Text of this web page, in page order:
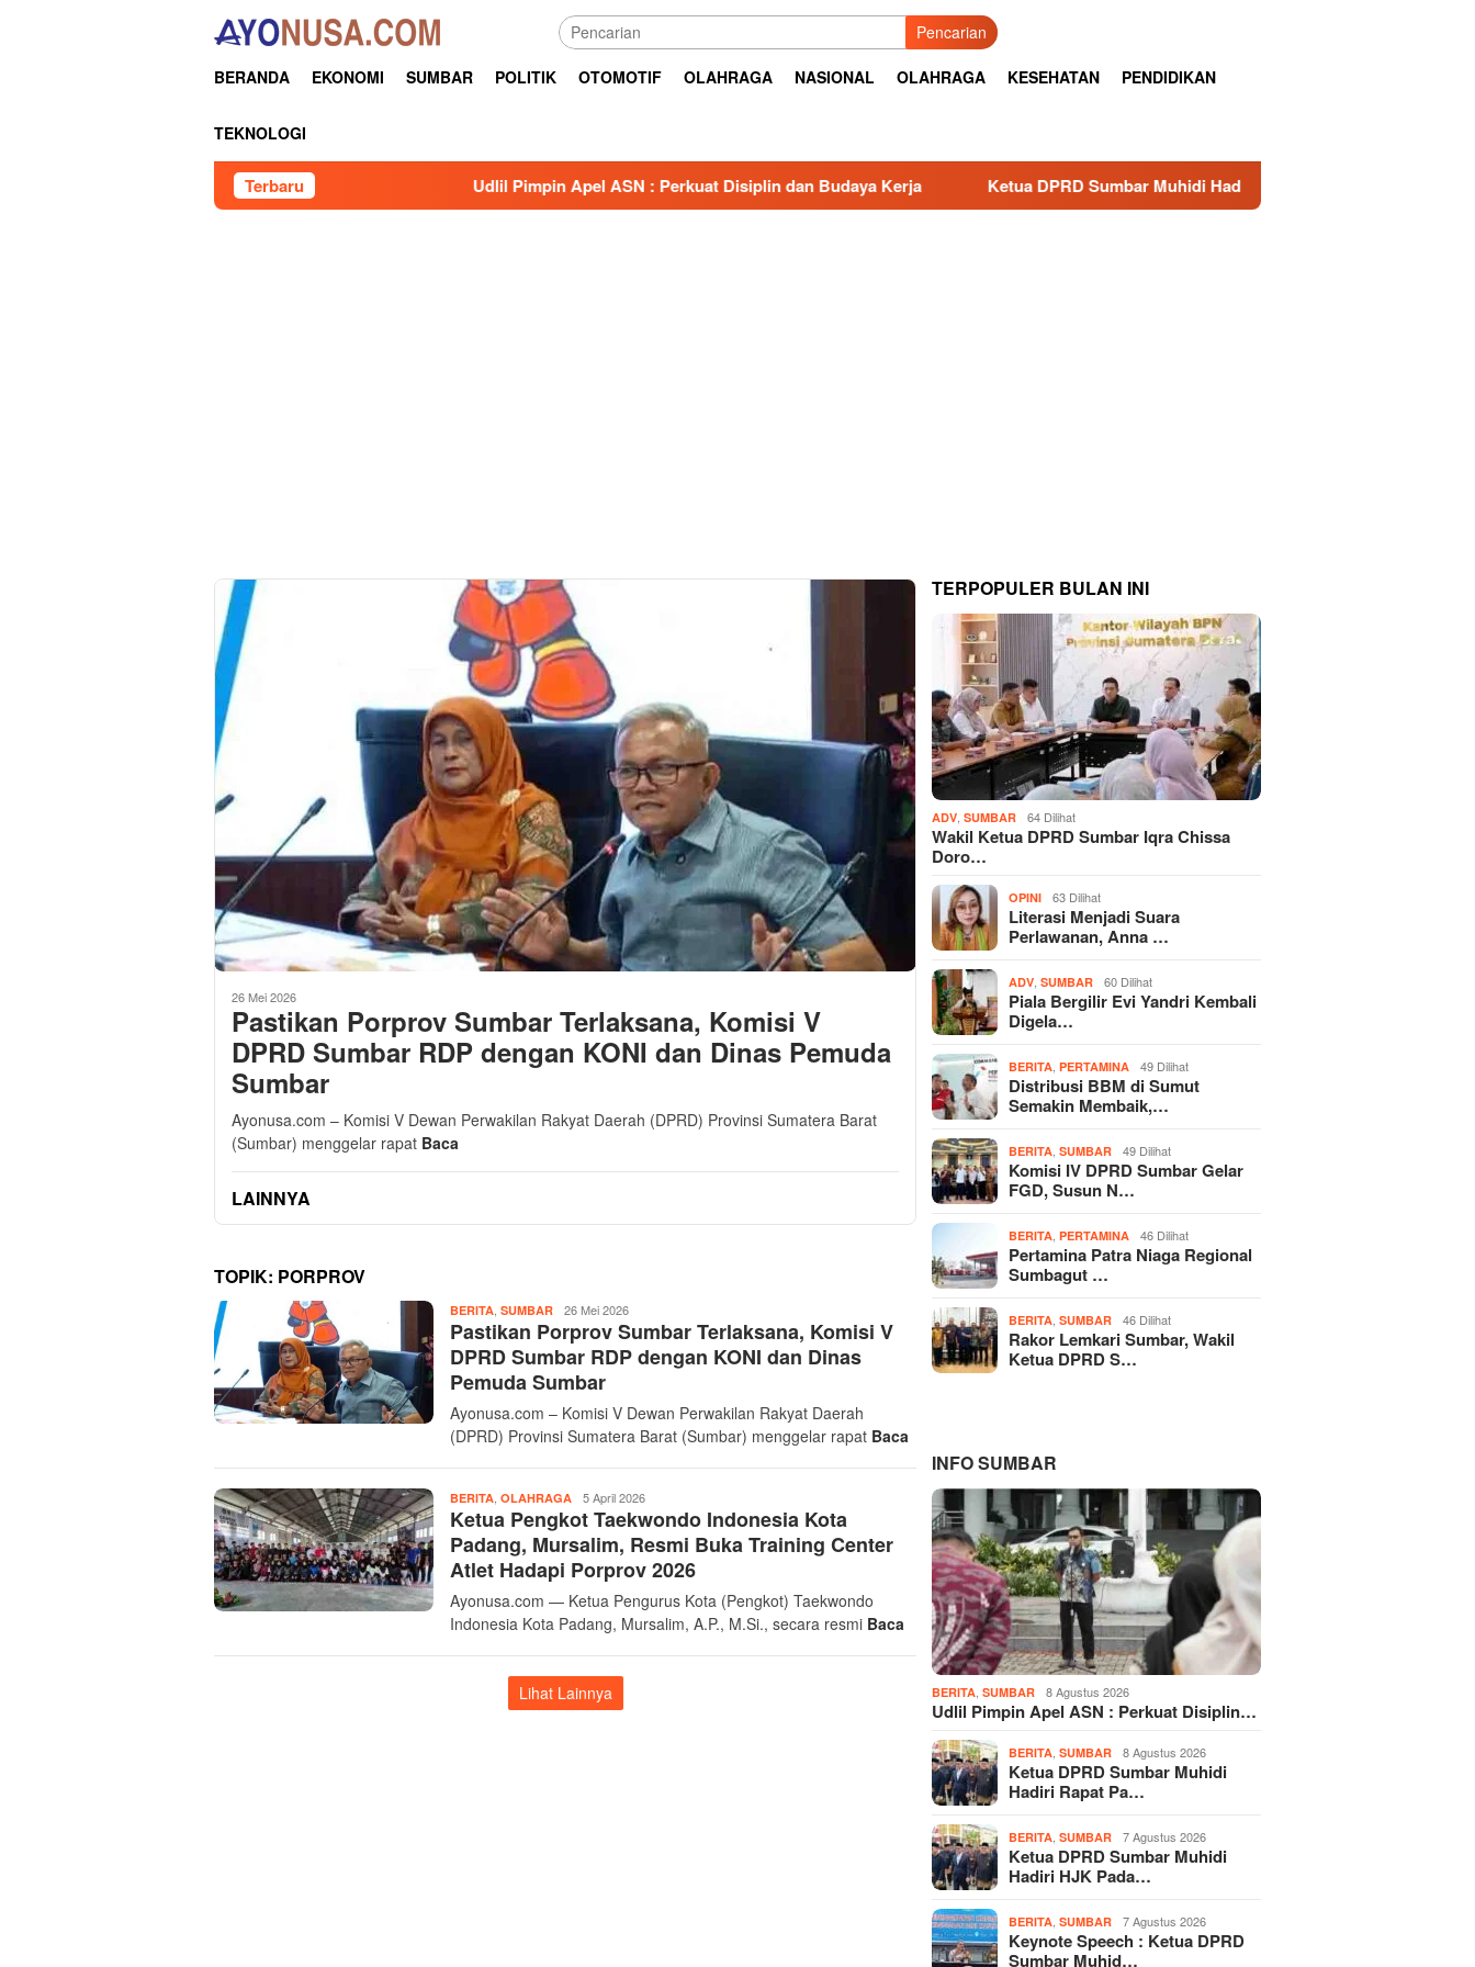
Pencarian
BERANDA EKONOMI SUMBAR POLITIK OTOMOTIF OLAHRAGA NASIONAL OLAHRAGA KESEHATAN PENDIDIKAN
TEKNOLOGI
Terbaru Udlil Pimpin Apel ASN : Perkuat Disiplin dan Budaya Kerja Ketua DPRD Sumbar Muhidi Hadiri Rapat Paripurna HJK Padang :
26 Mei 2026
Pastikan Porprov Sumbar Terlaksana, Komisi V
DPRD Sumbar RDP dengan KONI dan Dinas Pemuda
Sumbar
Ayonusa.com – Komisi V Dewan Perwakilan Rakyat Daerah (DPRD) Provinsi Sumatera Barat
(Sumbar) menggelar rapat Baca
LAINNYA
TOPIK: PORPROV
BERITA SUMBAR Musthofa
Ritonga
26 Mei 2026
Pastikan Porprov Sumbar Terlaksana, Komisi V
DPRD Sumbar RDP dengan KONI dan Dinas
Pemuda Sumbar
Ayonusa.com – Komisi V Dewan Perwakilan Rakyat Daerah
(DPRD) Provinsi Sumatera Barat (Sumbar) menggelar rapat Baca
BERITA OLAHRAGA Musthofa
Ritonga
5 April 2026
Ketua Pengkot Taekwondo Indonesia Kota
Padang, Mursalim, Resmi Buka Training Center
Atlet Hadapi Porprov 2026
Ayonusa.com — Ketua Pengurus Kota (Pengkot) Taekwondo
Indonesia Kota Padang, Mursalim, A.P., M.Si., secara resmi Baca
Lihat Lainnya
TERPOPULER BULAN INI
ADV ,SUMBAR 64 Dilihat
Wakil Ketua DPRD Sumbar Iqra Chissa
Doro…
OPINI 63 Dilihat
Literasi Menjadi Suara
Perlawanan, Anna …
ADV ,SUMBAR 60 Dilihat
Piala Bergilir Evi Yandri Kembali
Digela…
BERITA ,PERTAMINA 49 Dilihat
Distribusi BBM di Sumut
Semakin Membaik,…
BERITA ,SUMBAR 49 Dilihat
Komisi IV DPRD Sumbar Gelar
FGD, Susun N…
BERITA ,PERTAMINA 46 Dilihat
Pertamina Patra Niaga Regional
Sumbagut …
BERITA ,SUMBAR 46 Dilihat
Rakor Lemkari Sumbar, Wakil
Ketua DPRD S…
INFO SUMBAR
BERITA ,SUMBAR 8 Agustus 2026
Udlil Pimpin Apel ASN : Perkuat Disiplin…
BERITA ,SUMBAR 8 Agustus 2026
Ketua DPRD Sumbar Muhidi
Hadiri Rapat Pa…
BERITA ,SUMBAR 7 Agustus 2026
Ketua DPRD Sumbar Muhidi
Hadiri HJK Pada…
BERITA ,SUMBAR 7 Agustus 2026
Keynote Speech : Ketua DPRD
Sumbar Muhid…